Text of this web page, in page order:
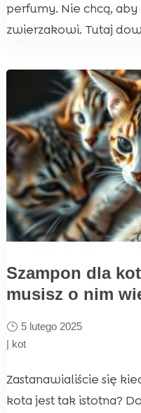
perfumy. Nie chcą, aby
zwierzakowi. Tutaj
Szampon dla
musisz o nim
5 lutego 2025
| kot
Zastanawialiście się
kota jest tak istotna?